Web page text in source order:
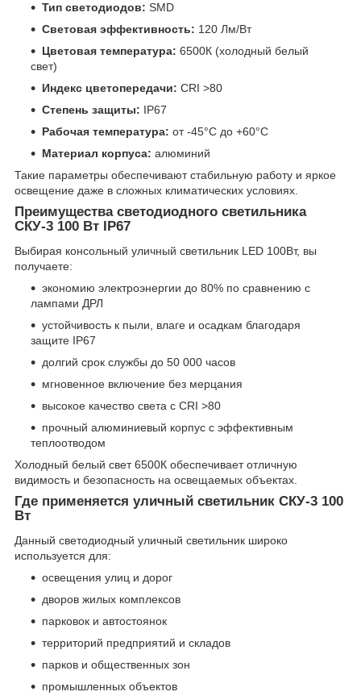
Тип светодиодов: SMD
Световая эффективность: 120 Лм/Вт
Цветовая температура: 6500К (холодный белый
свет)
Индекс цветопередачи: CRI >80
Степень защиты: IP67
Рабочая температура: от -45°C до +60°C
Материал корпуса: алюминий
Такие параметры обеспечивают стабильную работу и яркое
освещение даже в сложных климатических условиях.
Преимущества светодиодного светильника
СКУ-3 100 Вт IP67
Выбирая консольный уличный светильник LED 100Вт, вы
получаете:
экономию электроэнергии до 80% по сравнению с
лампами ДРЛ
устойчивость к пыли, влаге и осадкам благодаря
защите IP67
долгий срок службы до 50 000 часов
мгновенное включение без мерцания
высокое качество света с CRI >80
прочный алюминиевый корпус с эффективным
теплоотводом
Холодный белый свет 6500К обеспечивает отличную
видимость и безопасность на освещаемых объектах.
Где применяется уличный светильник СКУ-3 100
Вт
Данный светодиодный уличный светильник широко
используется для:
освещения улиц и дорог
дворов жилых комплексов
парковок и автостоянок
территорий предприятий и складов
парков и общественных зон
промышленных объектов